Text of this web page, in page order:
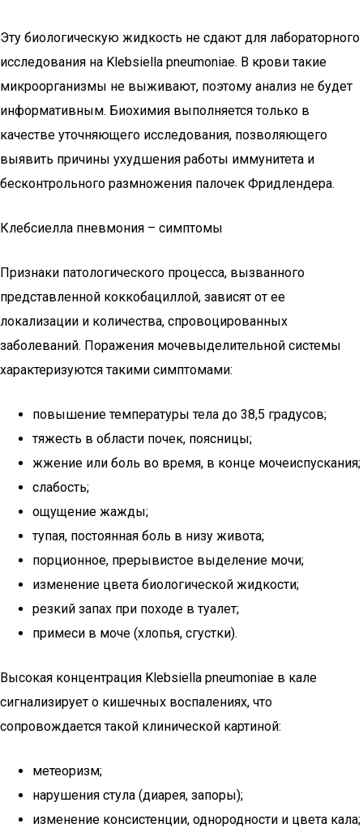
Эту биологическую жидкость не сдают для лабораторного
исследования на Klebsiella pneumoniae. В крови такие
микроорганизмы не выживают, поэтому анализ не будет
информативным. Биохимия выполняется только в
качестве уточняющего исследования, позволяющего
выявить причины ухудшения работы иммунитета и
бесконтрольного размножения палочек Фридлендера.
Клебсиелла пневмония – симптомы
Признаки патологического процесса, вызванного
представленной коккобациллой, зависят от ее
локализации и количества, спровоцированных
заболеваний. Поражения мочевыделительной системы
характеризуются такими симптомами:
повышение температуры тела до 38,5 градусов;
тяжесть в области почек, поясницы;
жжение или боль во время, в конце мочеиспускания;
слабость;
ощущение жажды;
тупая, постоянная боль в низу живота;
порционное, прерывистое выделение мочи;
изменение цвета биологической жидкости;
резкий запах при походе в туалет;
примеси в моче (хлопья, сгустки).
Высокая концентрация Klebsiella pneumoniae в кале
сигнализирует о кишечных воспалениях, что
сопровождается такой клинической картиной:
метеоризм;
нарушения стула (диарея, запоры);
изменение консистенции, однородности и цвета кала;